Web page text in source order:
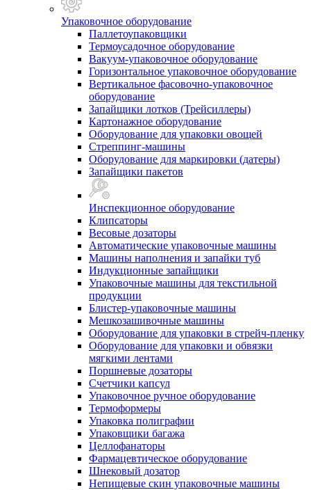
Упаковочное оборудование
Паллетоупаковщики
Термоусадочное оборудование
Вакуум-упаковочное оборудование
Горизонтальное упаковочное оборудование
Вертикальное фасовочно-упаковочное
оборудование
Запайщики лотков (Трейсиллеры)
Картонажное оборудование
Оборудование для упаковки овощей
Стреппинг-машины
Оборудование для маркировки (датеры)
Запайщики пакетов
Инспекционное оборудование
Клипсаторы
Весовые дозаторы
Автоматические упаковочные машины
Машины наполнения и запайки туб
Индукционные запайщики
Упаковочные машины для текстильной
продукции
Блистер-упаковочные машины
Мешкозашивочные машины
Оборудование для упаковки в стрейч-пленку
Оборудование для упаковки и обвязки
мягкими лентами
Поршневые дозаторы
Счетчики капсул
Упаковочное ручное оборудование
Термоформеры
Упаковка полиграфии
Упаковщики багажа
Целлофанаторы
Фармацевтическое оборудование
Шнековый дозатор
Непищевые скин упаковочные машины